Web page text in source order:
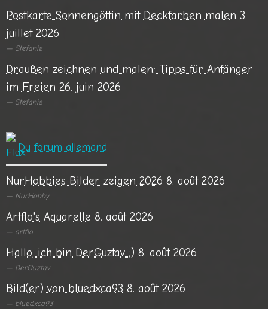
Postkarte Sonnengöttin mit Deckfarben malen 3.
juillet 2026
Stefanie
Draußen zeichnen und malen: Tipps für Anfänger
im Freien 26. juin 2026
Stefanie
Du forum allemand
NurHobbies Bilder zeigen 2026 8. août 2026
NurHobby
Artflo's Aquarelle 8. août 2026
artflo
Hallo, ich bin DerGuztav ;) 8. août 2026
DerGuztav
Bild(er) von bluedxca93 8. août 2026
bluedxca93